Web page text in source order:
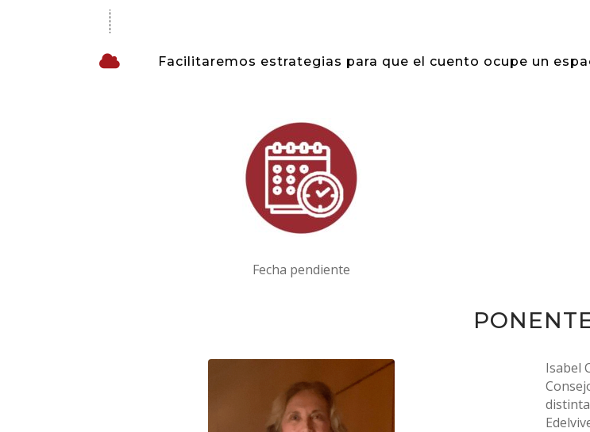
Facilitaremos estrategias para que el cuento ocupe un
Fecha pendiente
Isabel